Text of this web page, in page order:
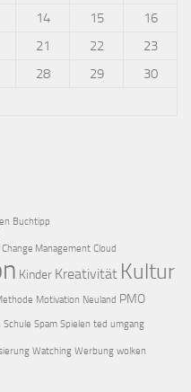
14 15
16
21 22
23
28 29
30
Buchtipp
Change Management Cloud
Kinder Kreativität Kultur
Motivation Neuland PMO
Schule Spam Spielen ted umgang
Watching Werbung wolken